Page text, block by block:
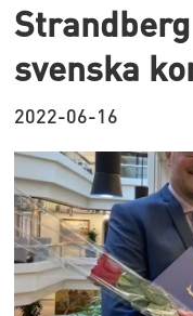
svenska
2022-06-16